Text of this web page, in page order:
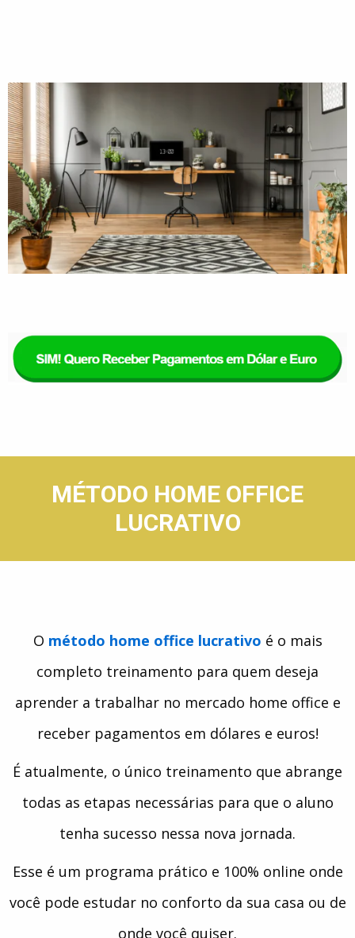
MÉTODO HOME OFFICE
LUCRATIVO​
O método home office lucrativo é o mais
completo treinamento para quem deseja
aprender a trabalhar no mercado home office e
receber pagamentos em dólares e euros!
É atualmente, o único treinamento que abrange
todas as etapas necessárias para que o aluno
tenha sucesso nessa nova jornada.
Esse é um programa prático e 100% online onde
você pode estudar no conforto da sua casa ou de
onde você quiser.